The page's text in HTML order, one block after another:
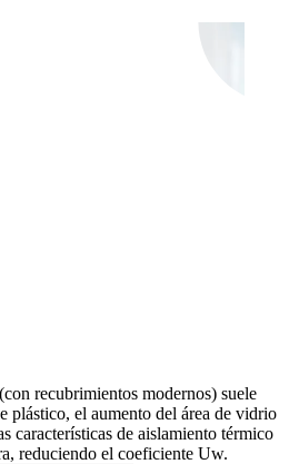
recubrimientos modernos) suele
plástico, el aumento del área de vidrio
características de aislamiento térmico
reduciendo el coeficiente Uw.